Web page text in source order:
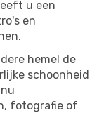
u een
en
hemel de
schoonheid
fotografie of